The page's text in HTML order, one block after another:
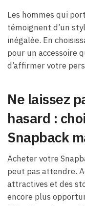
Les hommes qui
témoignent d’un
inégalée. En
pour un accessoire
d’affirmer votre
Ne laissez
hasard :
Snapback
Acheter votre
peut pas attendre.
attractives et des
encore plus